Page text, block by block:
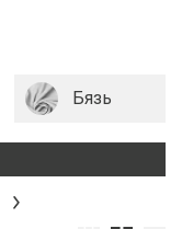
Бязь